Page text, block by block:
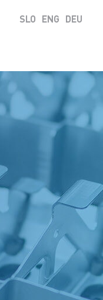
SLO ENG DEU